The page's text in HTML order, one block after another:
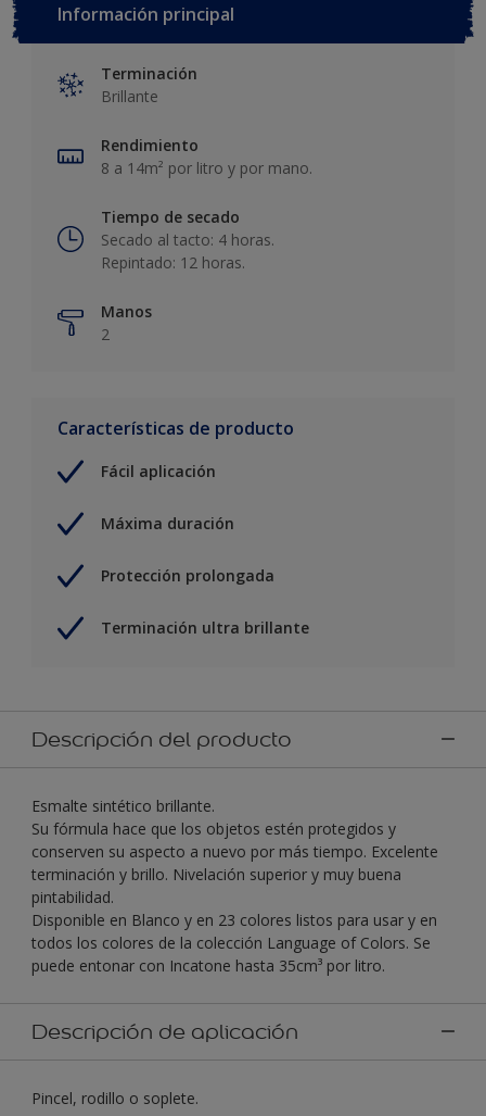
Información principal
Terminación
Brillante
Rendimiento
8 a 14m² por litro y por mano.
Tiempo de secado
Secado al tacto: 4 horas.
Repintado: 12 horas.
Manos
2
Características de producto
Fácil aplicación
Máxima duración
Protección prolongada
Terminación ultra brillante
Descripción del producto
Esmalte sintético brillante.
Su fórmula hace que los objetos estén protegidos y
conserven su aspecto a nuevo por más tiempo. Excelente
terminación y brillo. Nivelación superior y muy buena
pintabilidad.
Disponible en Blanco y en 23 colores listos para usar y en
todos los colores de la colección Language of Colors. Se
puede entonar con Incatone hasta 35cm³ por litro.
Descripción de aplicación
Pincel, rodillo o soplete.